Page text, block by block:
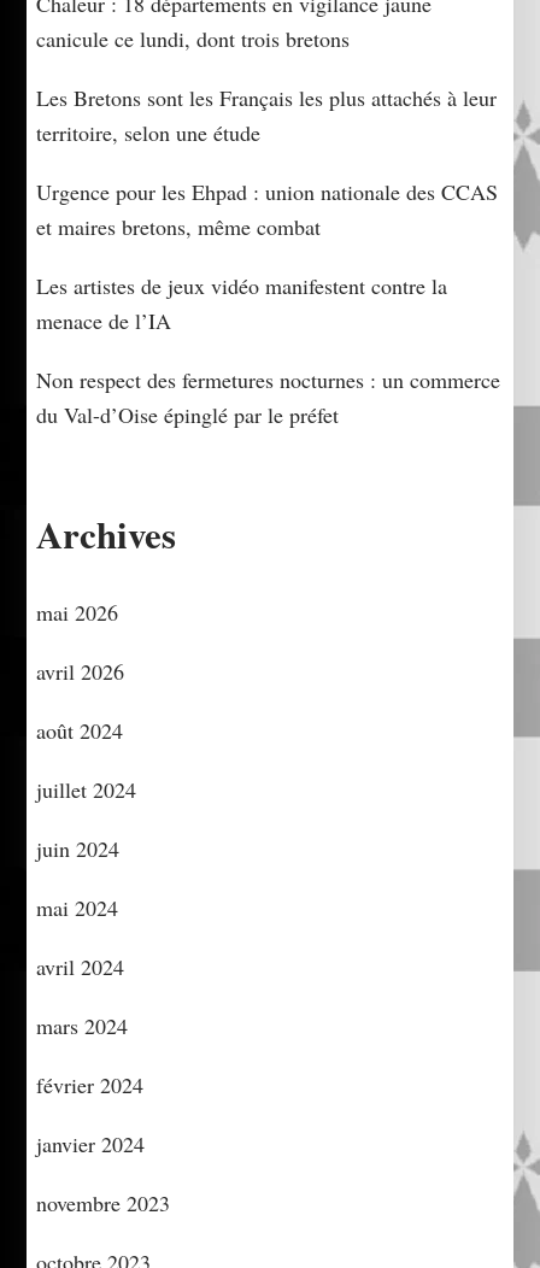
canicule ce lundi, dont trois bretons
Les Bretons sont les Français les plus attachés à leur
territoire, selon une étude
Urgence pour les Ehpad : union nationale des CCAS
et maires bretons, même combat
Les artistes de jeux vidéo manifestent contre la
menace de l’IA
Non respect des fermetures nocturnes : un commerce
du Val-d’Oise épinglé par le préfet
Archives
mai 2026
avril 2026
août 2024
juillet 2024
juin 2024
mai 2024
avril 2024
mars 2024
février 2024
janvier 2024
novembre 2023